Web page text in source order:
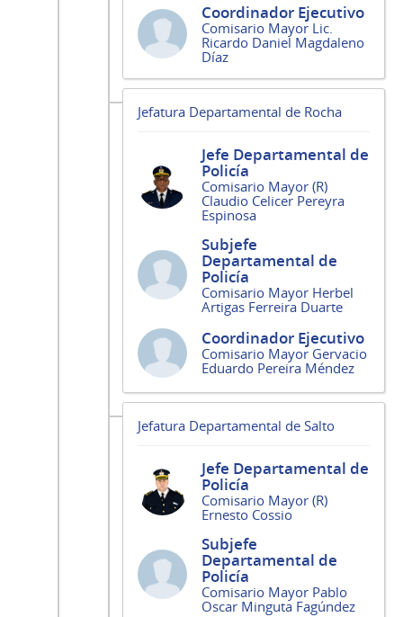
Coordinador Ejecutivo
Comisario Mayor Lic.
Ricardo Daniel Magdaleno
Díaz
Jefatura Departamental de Rocha
Jefe Departamental de
Policía
Comisario Mayor (R)
Claudio Celicer Pereyra
Espinosa
Subjefe
Departamental de
Policía
Comisario Mayor Herbel
Artigas Ferreira Duarte
Coordinador Ejecutivo
Comisario Mayor Gervacio
Eduardo Pereira Méndez
Jefatura Departamental de Salto
Jefe Departamental de
Policía
Comisario Mayor (R)
Ernesto Cossio
Subjefe
Departamental de
Policía
Comisario Mayor Pablo
Oscar Minguta Fagúndez